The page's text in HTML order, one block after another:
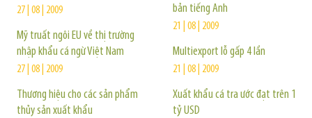
27 | 08 | 2009
Mỹ truất ngôi EU về thị trường
nhập khẩu cá ngừ Việt Nam
27 | 08 | 2009
Thương hiệu cho các sản phẩm
thủy sản xuất khẩu
bản tiếng Anh
21 | 08 | 2009
Multiexport lỗ gấp 4 lần
21 | 08 | 2009
Xuất khẩu cá tra ước đạt trên 1
tỷ USD